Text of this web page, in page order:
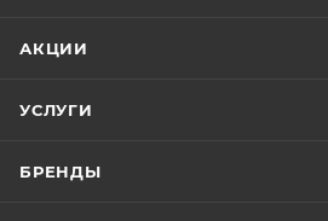
АКЦИИ
УСЛУГИ
БРЕНДЫ